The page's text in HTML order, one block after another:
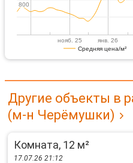
Средняя цена/м²
нояб. 25 янв. 26
800
800
Другие объекты в
(м-н Черёмушки)
Комната, 12 м²
17.07.26 21:12